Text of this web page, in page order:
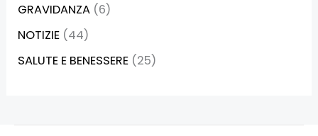
GRAVIDANZA (6)
NOTIZIE (44)
SALUTE E BENESSERE (25)